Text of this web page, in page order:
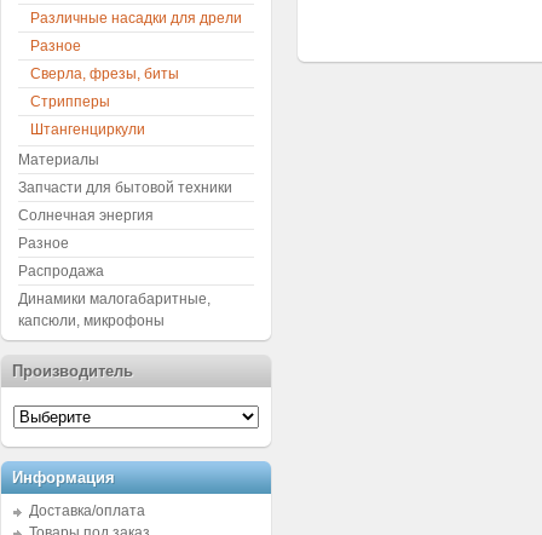
Различные насадки для дрели
Разное
Сверла, фрезы, биты
Стрипперы
Штангенциркули
Материалы
Запчасти для бытовой техники
Солнечная энергия
Разное
Распродажа
Динамики малогабаритные,
капсюли, микрофоны
Производитель
Информация
Доставка/оплата